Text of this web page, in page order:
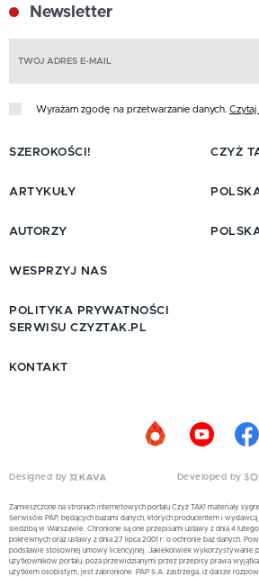
Newsletter
Wyrażam zgodę na przetwarzanie danych. Czytaj
SZEROKOŚCI!
ARTYKUŁY
AUTORZY
CZYŻ
WESPRZYJ NAS
POLITYKA PRYWATNOŚCI
SERWISU CZYZTAK.PL
KONTAKT
Designed by Developed by
Zamieszczone na stronach internetowych portalu Czyż TAK! materiały
Serwisów PAP, będących bazami danych, których producentem i wydawcą
siedzibą w Warszawie. Chronione są one przepisami ustawy z dnia 4
pokrewnych oraz ustawy z dnia 27 lipca 2001 r. o ochronie baz danych.
podstawie stosownej umowy licencyjnej. Jakiekolwiek wykorzystywanie
użytkowników portalu, poza przewidzianymi przez przepisy prawa
użytkiem osobistym, jest zabronione. PAP S.A. zastrzega, iż dalsze